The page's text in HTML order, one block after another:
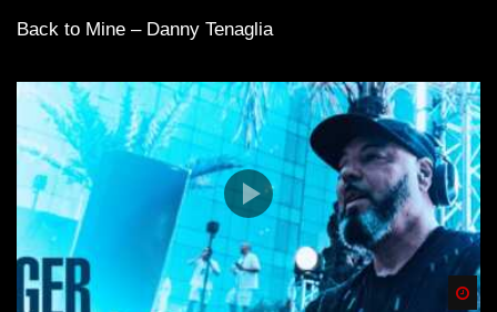
Back to Mine – Danny Tenaglia